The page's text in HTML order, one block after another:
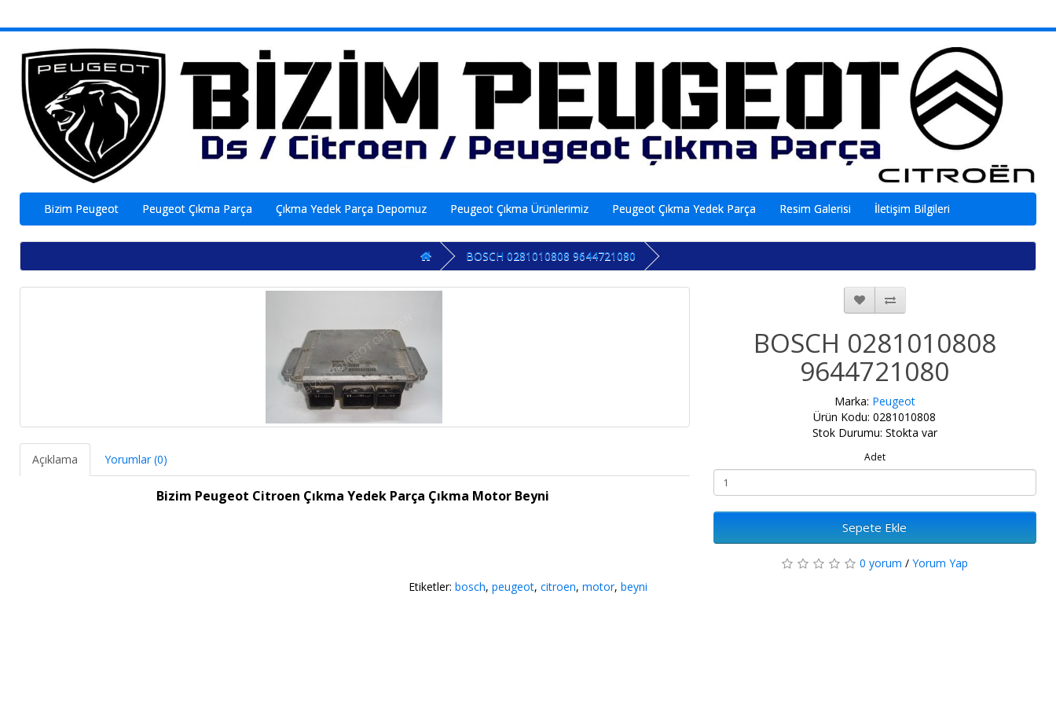
Bizim Peugeot Peugeot Çıkma Parça Çıkma Yedek Parça Depomuz Peugeot Çıkma Ürünlerimiz Peugeot Çıkma Yedek Parça Resim Galerisi İletişim Bilgileri
BOSCH 0281010808 9644721080
Açıklama Yorumlar (0)
Bizim Peugeot Citroen Çıkma Yedek Parça Çıkma Motor Beyni
BOSCH 0281010808
9644721080
Marka: Peugeot
Ürün Kodu: 0281010808
Stok Durumu: Stokta var
Adet
Sepete Ekle
0 yorum /Yorum Yap
Etiketler: bosch, peugeot, citroen, motor, beyni